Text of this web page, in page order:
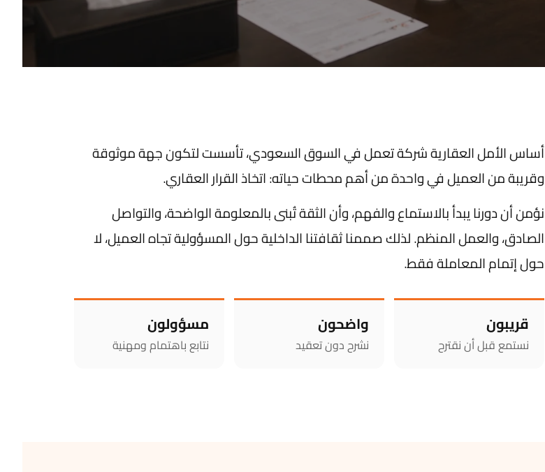
أساس الأمل العقارية شركة تعمل في السوق السعودي، تأسست لتكون جهة موثوقة
وقريبة من العميل في واحدة من أهم محطات حياته: اتخاذ القرار العقاري.
نؤمن أن دورنا يبدأ بالاستماع والفهم، وأن الثقة تُبنى بالمعلومة الواضحة، والتواصل
الصادق، والعمل المنظم. لذلك صممنا ثقافتنا الداخلية حول المسؤولية تجاه العميل، لا
حول إتمام المعاملة فقط.
قريبون
نستمع قبل أن نقترح
واضحون
نشرح دون تعقيد
مسؤولون
نتابع باهتمام ومهنية